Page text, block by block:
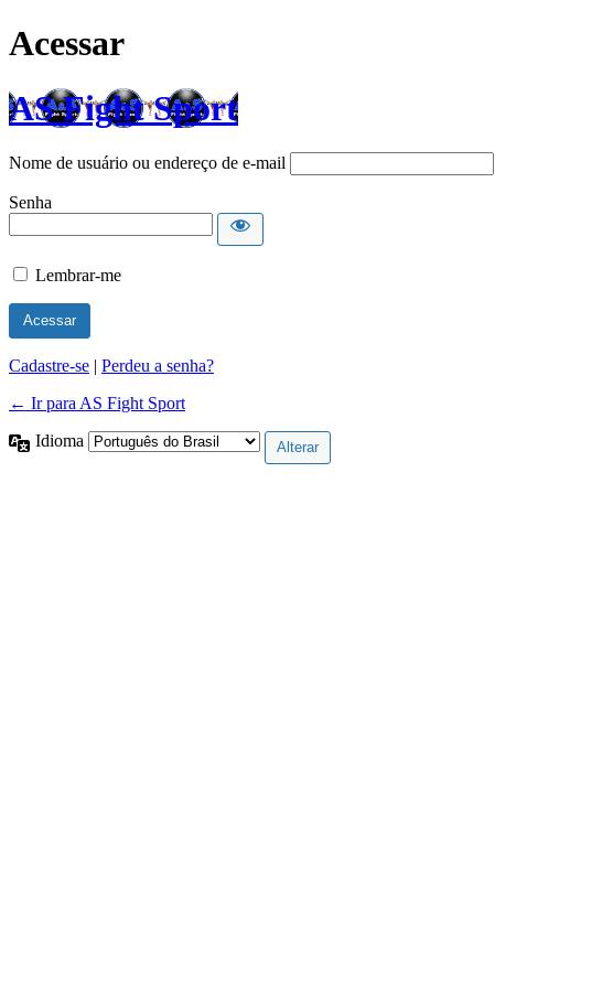
Acessar
AS Fight Sport
Nome de usuário ou endereço de e-mail
Senha
Lembrar-me
Cadastre-se | Perdeu a senha?
← Ir para AS Fight Sport
Idioma